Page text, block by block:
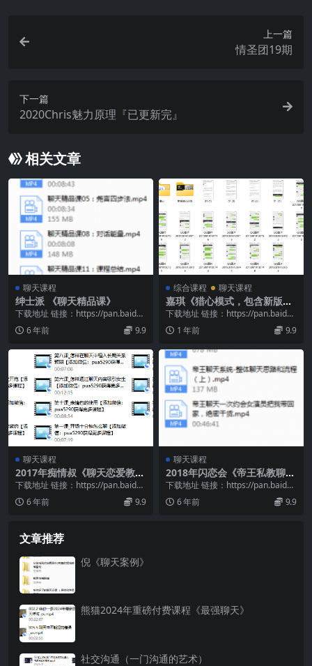
上一篇
情圣团19期
下一篇
2020Chris魅力原理『已更新完』
相关文章
聊天课程
绅士派 《聊天精品课》
下载地址 链接：https://pan.baidu.
com/s/11EPPFXs...
6 年前 9.9
综合课程 聊天课程
嘉琪《猎心模式，包含新版猎
心计划》
下载地址 链接：https://pan.baidu.
com/s/1MiKgHNR...
1 年前 9.9
聊天课程
2017年痴情叔《聊天恋爱教
程》
下载地址 链接：https://pan.baidu.
com/s/1eU_9aBX...
6 年前 9.9
聊天课程
2018年闪恋会《帝王私教聊天
系统》
下载地址 链接：https://pan.baidu.
com/s/1j6zh-zh...
6 年前 9.9
文章推荐
倪《聊天案例》
熊猫2024年重磅付费课程《最强聊天》
社交沟通（一门沟通的艺术）